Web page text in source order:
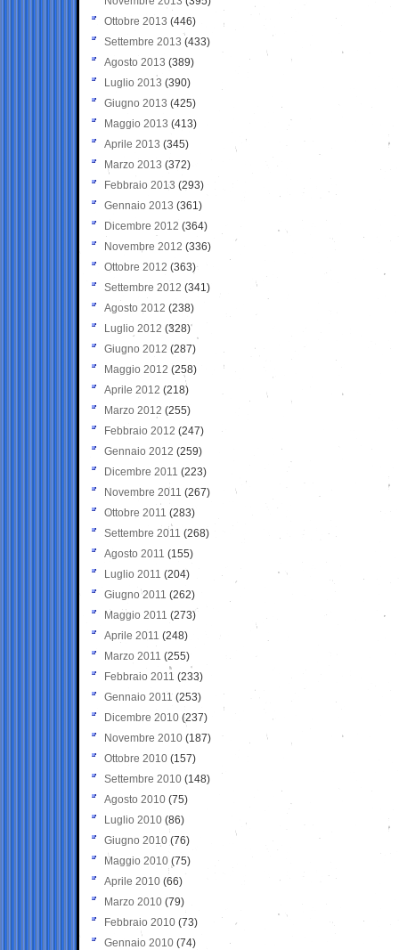
Ottobre 2013 (446)
Settembre 2013 (433)
Agosto 2013 (389)
Luglio 2013 (390)
Giugno 2013 (425)
Maggio 2013 (413)
Aprile 2013 (345)
Marzo 2013 (372)
Febbraio 2013 (293)
Gennaio 2013 (361)
Dicembre 2012 (364)
Novembre 2012 (336)
Ottobre 2012 (363)
Settembre 2012 (341)
Agosto 2012 (238)
Luglio 2012 (328)
Giugno 2012 (287)
Maggio 2012 (258)
Aprile 2012 (218)
Marzo 2012 (255)
Febbraio 2012 (247)
Gennaio 2012 (259)
Dicembre 2011 (223)
Novembre 2011 (267)
Ottobre 2011 (283)
Settembre 2011 (268)
Agosto 2011 (155)
Luglio 2011 (204)
Giugno 2011 (262)
Maggio 2011 (273)
Aprile 2011 (248)
Marzo 2011 (255)
Febbraio 2011 (233)
Gennaio 2011 (253)
Dicembre 2010 (237)
Novembre 2010 (187)
Ottobre 2010 (157)
Settembre 2010 (148)
Agosto 2010 (75)
Luglio 2010 (86)
Giugno 2010 (76)
Maggio 2010 (75)
Aprile 2010 (66)
Marzo 2010 (79)
Febbraio 2010 (73)
Gennaio 2010 (74)